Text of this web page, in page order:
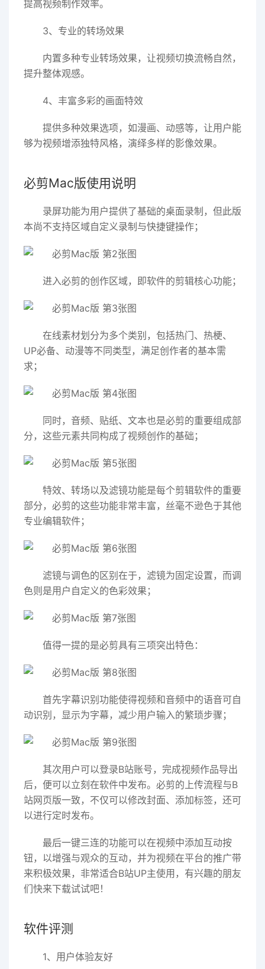
提高视频制作效率。
3、专业的转场效果
内置多种专业转场效果，让视频切换流畅自然，
提升整体观感。
4、丰富多彩的画面特效
提供多种效果选项，如漫画、动感等，让用户能
够为视频增添独特风格，演绎多样的影像效果。
必剪Mac版使用说明
录屏功能为用户提供了基础的桌面录制，但此版
本尚不支持区域自定义录制与快捷键操作；
进入必剪的创作区域，即软件的剪辑核心功能；
在线素材划分为多个类别，包括热门、热梗、
UP必备、动漫等不同类型，满足创作者的基本需
求；
同时，音频、贴纸、文本也是必剪的重要组成部
分，这些元素共同构成了视频创作的基础；
特效、转场以及滤镜功能是每个剪辑软件的重要
部分，必剪的这些功能非常丰富，丝毫不逊色于其他
专业编辑软件；
滤镜与调色的区别在于，滤镜为固定设置，而调
色则是用户自定义的色彩效果；
值得一提的是必剪具有三项突出特色：
首先字幕识别功能使得视频和音频中的语音可自
动识别，显示为字幕，减少用户输入的繁琐步骤；
其次用户可以登录B站账号，完成视频作品导出
后，便可以立刻在软件中发布。必剪的上传流程与B
站网页版一致，不仅可以修改封面、添加标签，还可
以进行定时发布。
最后一键三连的功能可以在视频中添加互动按
钮，以增强与观众的互动，并为视频在平台的推广带
来积极效果，非常适合B站UP主使用，有兴趣的朋友
们快来下载试试吧！
软件评测
1、用户体验友好